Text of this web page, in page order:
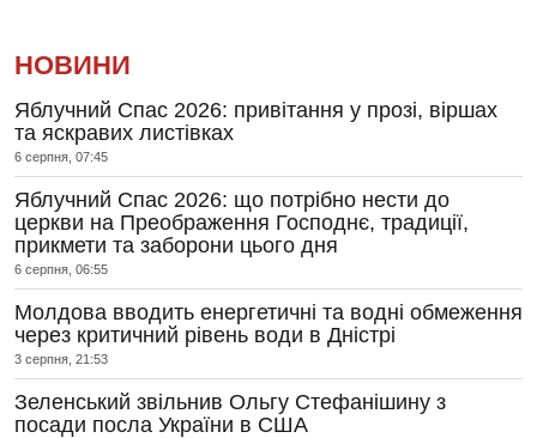
НОВИНИ
Яблучний Спас 2026: привітання у прозі, віршах
та яскравих листівках
6 серпня, 07:45
Яблучний Спас 2026: що потрібно нести до
церкви на Преображення Господнє, традиції,
прикмети та заборони цього дня
6 серпня, 06:55
Молдова вводить енергетичні та водні обмеження
через критичний рівень води в Дністрі
3 серпня, 21:53
Зеленський звільнив Ольгу Стефанішину з
посади посла України в США